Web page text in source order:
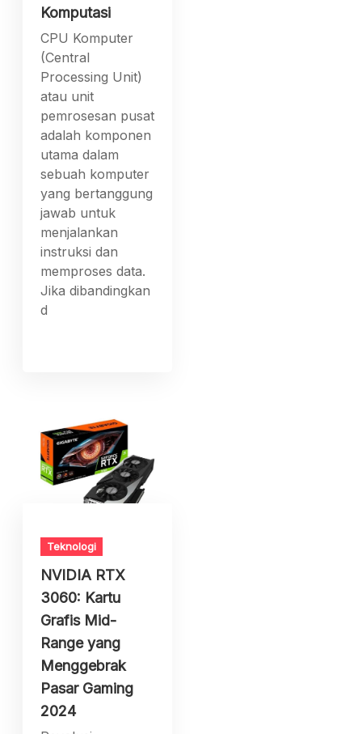
Komputasi
CPU Komputer
(Central
Processing Unit)
atau unit
pemrosesan pusat
adalah komponen
utama dalam
sebuah komputer
yang bertanggung
jawab untuk
menjalankan
instruksi dan
memproses data.
Jika dibandingkan
d
Teknologi
NVIDIA RTX
3060: Kartu
Grafis Mid-
Range yang
Menggebrak
Pasar Gaming
2024